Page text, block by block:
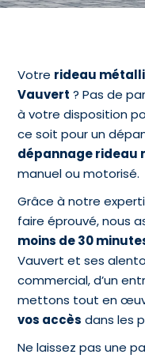
Votre rideau
Vauvert ? Pas de
à votre disposition
ce soit pour un
dépannage rideau
manuel ou motorisé.
Grâce à notre
faire éprouvé, nous
moins de 30
Vauvert et ses
commercial, d’un
mettons tout en
vos accès dans les
Ne laissez pas une